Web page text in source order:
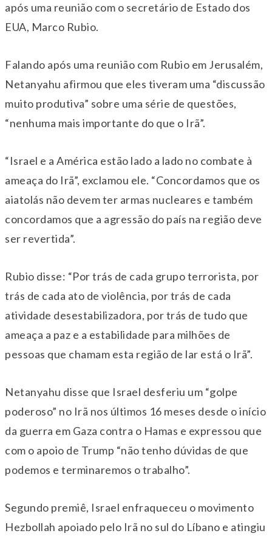
após uma reunião com o secretário de Estado dos
EUA, Marco Rubio.
Falando após uma reunião com Rubio em Jerusalém,
Netanyahu afirmou que eles tiveram uma “discussão
muito produtiva” sobre uma série de questões,
“nenhuma mais importante do que o Irã”.
“Israel e a América estão lado a lado no combate à
ameaça do Irã”, exclamou ele. “Concordamos que os
aiatolás não devem ter armas nucleares e também
concordamos que a agressão do país na região deve
ser revertida”.
Rubio disse: “Por trás de cada grupo terrorista, por
trás de cada ato de violência, por trás de cada
atividade desestabilizadora, por trás de tudo que
ameaça a paz e a estabilidade para milhões de
pessoas que chamam esta região de lar está o Irã”.
Netanyahu disse que Israel desferiu um “golpe
poderoso” no Irã nos últimos 16 meses desde o início
da guerra em Gaza contra o Hamas e expressou que
com o apoio de Trump “não tenho dúvidas de que
podemos e terminaremos o trabalho”.
Segundo premiê, Israel enfraqueceu o movimento
Hezbollah apoiado pelo Irã no sul do Líbano e atingiu